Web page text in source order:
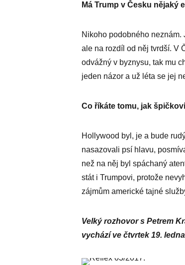
Má Trump v Česku nějaký
Nikoho podobného
ale na rozdíl od něj tvrdší. V
odvážný v byznysu, tak mu
jeden názor a už léta se jej
Co říkáte tomu, jak
Hollywood byl, je a bude
nasazovali psí hlavu,
než na něj byl spáchaný
stát i Trumpovi, protože
zájmům americké tajné
Velký rozhovor s Petrem
vychází ve čtvrtek 19.